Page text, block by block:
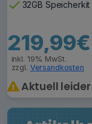
check 32GB
219,99€
inkl. 19% MwSt.
zzgl. Versandkosten
Aktuell